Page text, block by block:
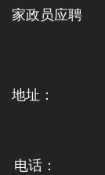
家政员应聘
地址：
电话：